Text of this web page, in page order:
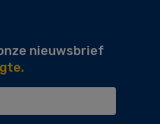
nieuwsbrief